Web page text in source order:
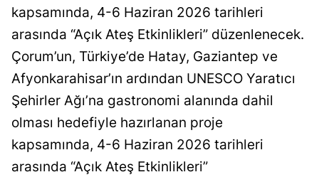
Bilecik
Bingöl
Bolu
Burdur
kapsamında, 4-6 Haziran 2026 tarihleri
arasında “Açık Ateş Etkinlikleri” düzenlenecek.
Çorum’un, Türkiye’de Hatay, Gaziantep ve
Afyonkarahisar’ın ardından UNESCO Yaratıcı
Şehirler Ağı’na gastronomi alanında dahil
olması hedefiyle hazırlanan proje
kapsamında, 4-6 Haziran 2026 tarihleri
arasında “Açık Ateş Etkinlikleri”